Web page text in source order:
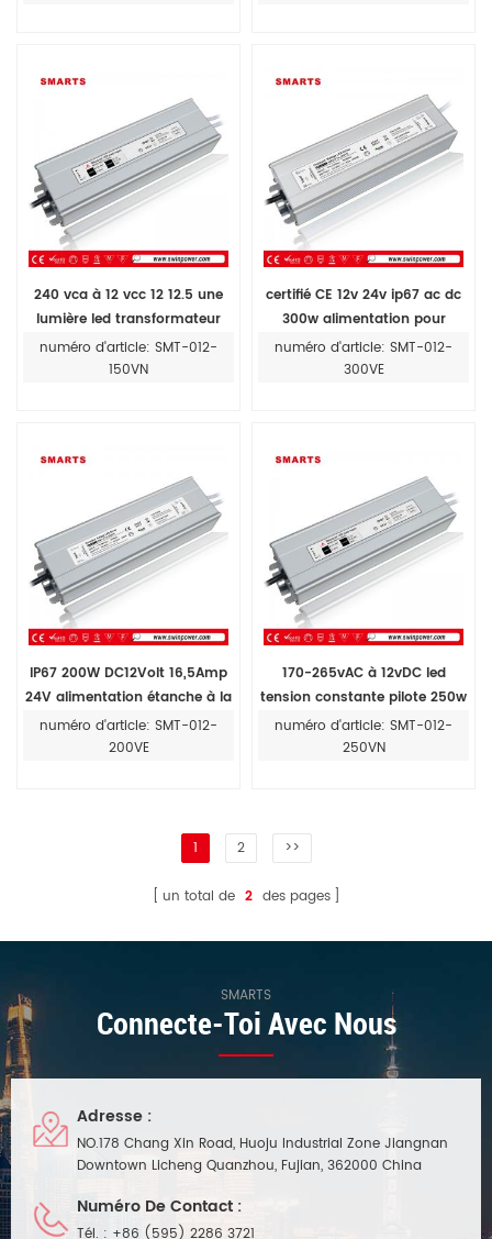
240 vca à 12 vcc 12 12.5 une
lumière led transformateur
numéro d'article: SMT-012-
150VN
certifié CE 12v 24v ip67 ac dc
300w alimentation pour
affichage LED
numéro d'article: SMT-012-
300VE
IP67 200W DC12Volt 16,5Amp
24V alimentation étanche à la
pluie Pour bandes led
numéro d'article: SMT-012-
200VE
170-265vAC à 12vDC led
tension constante pilote 250w
alimentation
numéro d'article: SMT-012-
250VN
1 2 >>
un total de 2 des pages
SMARTS
Connecte-Toi Avec Nous
Adresse :
NO.178 Chang Xin Road, Huoju Industrial Zone Jiangnan
Downtown Licheng Quanzhou, Fujian, 362000 China
Numéro De Contact :
Tél. : +86 (595) 2286 3721